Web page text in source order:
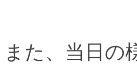
また、当日の